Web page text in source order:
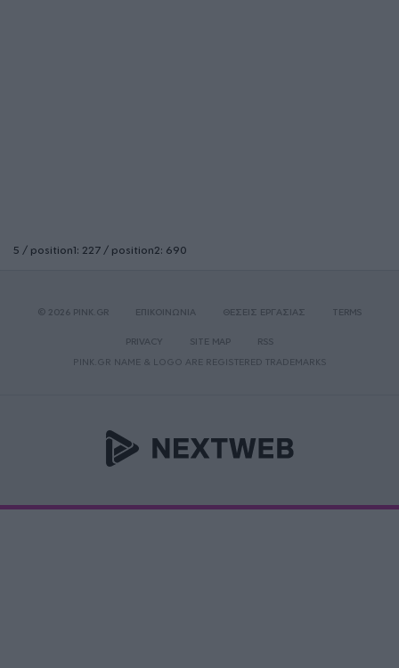
5 / position1: 227 / position2: 690
© 2026 PINK.GR ΕΠΙΚΟΙΝΩΝΙΑ ΘΕΣΕΙΣ ΕΡΓΑΣΙΑΣ TERMS
PRIVACY SITE MAP
RSS
PINK.GR NAME & LOGO ARE REGISTERED TRADEMARKS